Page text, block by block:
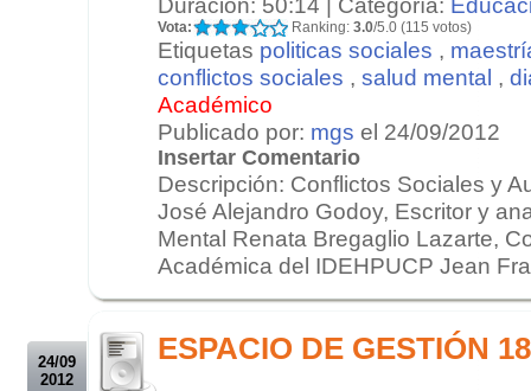
Vota: Ranking: 3.0/5.0 (115 votos)
Etiquetas politicas sociales ,
conflictos sociales , salud mental ,
Académico
Publicado por: mgs el 24/09/2012
Insertar Comentario
Descripción: Conflictos Sociales y
José Alejandro Godoy, Escritor y
Mental Renata Bregaglio Lazarte,
Académica del IDEHPUCP Jean
24/09
2012
ESPACIO DE GESTIÓN